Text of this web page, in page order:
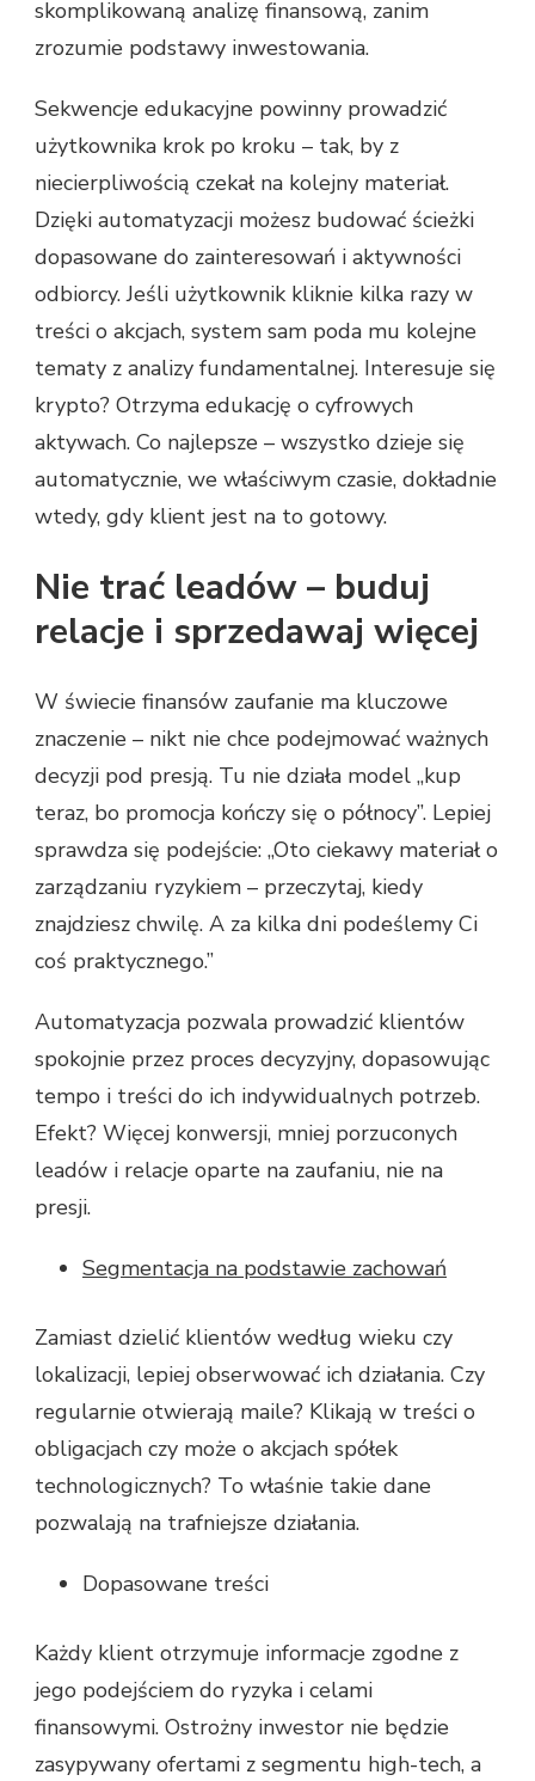
skomplikowaną analizę finansową, zanim
zrozumie podstawy inwestowania.
Sekwencje edukacyjne powinny prowadzić
użytkownika krok po kroku – tak, by z
niecierpliwością czekał na kolejny materiał.
Dzięki automatyzacji możesz budować ścieżki
dopasowane do zainteresowań i aktywności
odbiorcy. Jeśli użytkownik kliknie kilka razy w
treści o akcjach, system sam poda mu kolejne
tematy z analizy fundamentalnej. Interesuje się
krypto? Otrzyma edukację o cyfrowych
aktywach. Co najlepsze – wszystko dzieje się
automatycznie, we właściwym czasie, dokładnie
wtedy, gdy klient jest na to gotowy.
Nie trać leadów – buduj
relacje i sprzedawaj więcej
W świecie finansów zaufanie ma kluczowe
znaczenie – nikt nie chce podejmować ważnych
decyzji pod presją. Tu nie działa model „kup
teraz, bo promocja kończy się o północy”. Lepiej
sprawdza się podejście: „Oto ciekawy materiał o
zarządzaniu ryzykiem – przeczytaj, kiedy
znajdziesz chwilę. A za kilka dni podeślemy Ci
coś praktycznego.”
Automatyzacja pozwala prowadzić klientów
spokojnie przez proces decyzyjny, dopasowując
tempo i treści do ich indywidualnych potrzeb.
Efekt? Więcej konwersji, mniej porzuconych
leadów i relacje oparte na zaufaniu, nie na
presji.
Segmentacja na podstawie zachowań
Zamiast dzielić klientów według wieku czy
lokalizacji, lepiej obserwować ich działania. Czy
regularnie otwierają maile? Klikają w treści o
obligacjach czy może o akcjach spółek
technologicznych? To właśnie takie dane
pozwalają na trafniejsze działania.
Dopasowane treści
Każdy klient otrzymuje informacje zgodne z
jego podejściem do ryzyka i celami
finansowymi. Ostrożny inwestor nie będzie
zasypywany ofertami z segmentu high-tech, a